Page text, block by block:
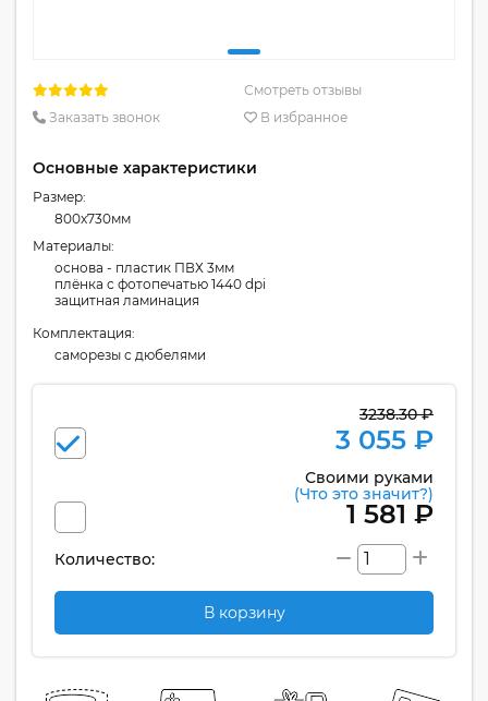
Смотреть отзывы
Заказать звонок
В избранное
Основные характеристики
Размер:
800x730мм
Материалы:
основа - пластик ПВХ 3мм
плёнка с фотопечатью 1440 dpi
защитная ламинация
Комплектация:
cаморезы с дюбелями
3238.30 ₽
3 055 ₽
Своими руками
(Что это значит?)
1 581 ₽
Количество:
В корзину